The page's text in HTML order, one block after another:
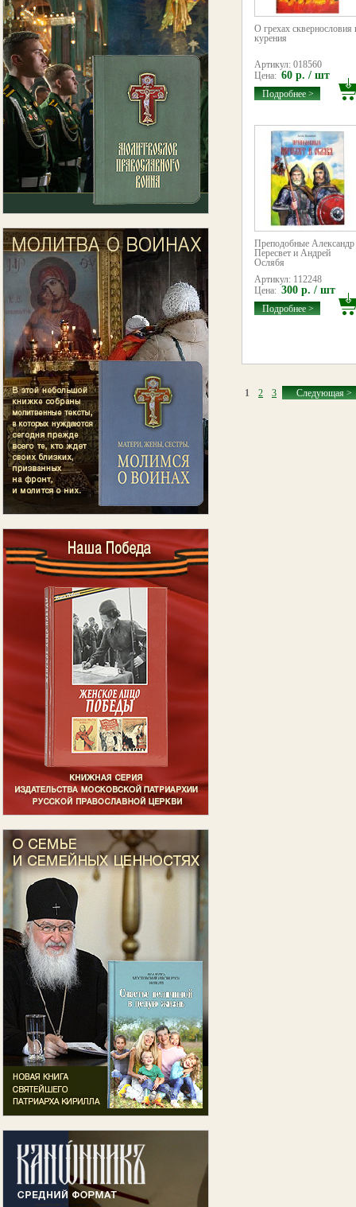
О грехах сквернословия
курения
Артикул: 018560
Цена: 60 р. / шт
Подробнее >
Преподобные Александр
Пересвет и Андрей
Ослябя
Артикул: 112248
Цена: 300 р. / шт
Подробнее >
1 2 3 Следующая >